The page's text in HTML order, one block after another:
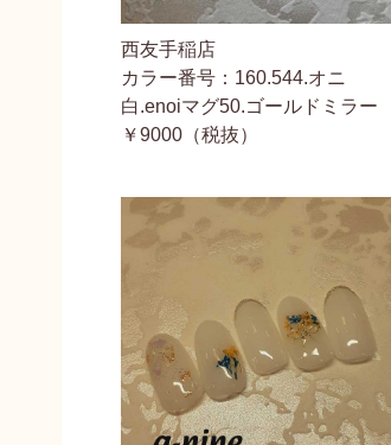
西友手稲店
カラー番号：160.544.オニ
白.enoiマグ50.ゴールドミラー
￥9000（税抜）